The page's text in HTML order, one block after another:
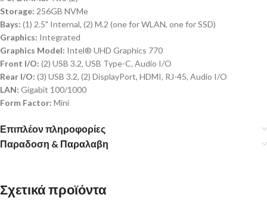
Storage: 256GB NVMe
Bays: (1) 2.5" Internal, (2) M.2 (one for WLAN, one for SSD)
Graphics: Integrated
Graphics Model: Intel® UHD Graphics 770
Front I/O: (2) USB 3.2, USB Type-C, Audio I/O
Rear I/O: (3) USB 3.2, (2) DisplayPort, HDMI, RJ-45, Audio I/O
LAN: Gigabit 100/1000
Form Factor: Mini
Επιπλέον πληροφορίες
Παραδοση & Παραλαβη
Σχετικά προϊόντα